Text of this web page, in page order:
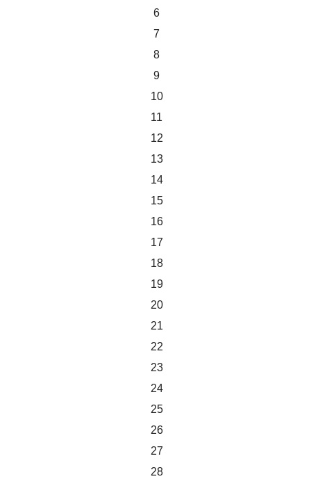
6
7
8
9
10
11
12
13
14
15
16
17
18
19
20
21
22
23
24
25
26
27
28